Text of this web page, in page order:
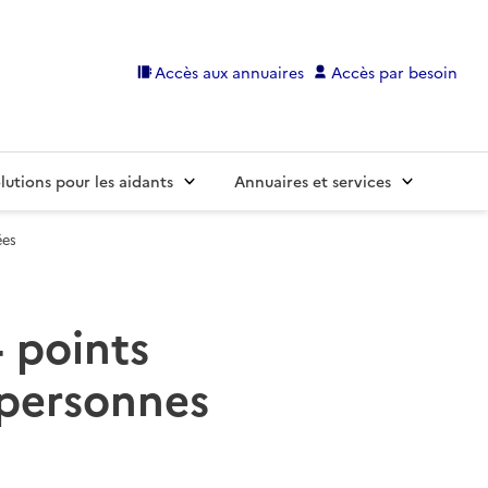
Accès aux annuaires Accès par besoin
pour les aidants Annuaires et services
points